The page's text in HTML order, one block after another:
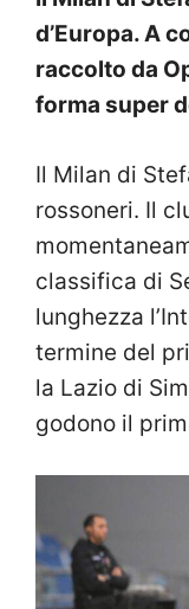
d’Europa. A
raccolto da
forma super
Il Milan di
rossoneri. Il
classifica di
lunghezza
termine del
la Lazio di
godono il